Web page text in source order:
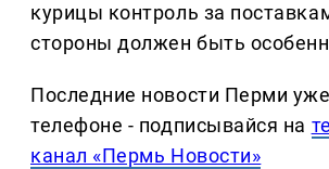
курицы контроль за
стороны должен быть
Последние новости Перми
телефоне - подписывайся на
канал «Пермь Новости»